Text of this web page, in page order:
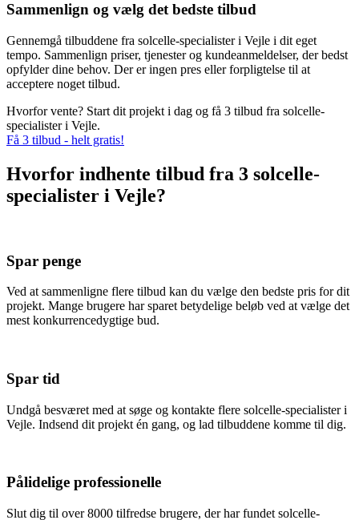
Sammenlign og vælg det bedste tilbud
Gennemgå tilbuddene fra solcelle-specialister i Vejle i dit eget
tempo. Sammenlign priser, tjenester og kundeanmeldelser, der bedst
opfylder dine behov. Der er ingen pres eller forpligtelse til at
acceptere noget tilbud.
Hvorfor vente? Start dit projekt i dag og få 3 tilbud fra solcelle-
specialister i Vejle.
Få 3 tilbud - helt gratis!
Hvorfor indhente tilbud fra 3 solcelle-
specialister i Vejle?
Spar penge
Ved at sammenligne flere tilbud kan du vælge den bedste pris for dit
projekt. Mange brugere har sparet betydelige beløb ved at vælge det
mest konkurrencedygtige bud.
Spar tid
Undgå besværet med at søge og kontakte flere solcelle-specialister i
Vejle. Indsend dit projekt én gang, og lad tilbuddene komme til dig.
Pålidelige professionelle
Slut dig til over 8000 tilfredse brugere, der har fundet solcelle-